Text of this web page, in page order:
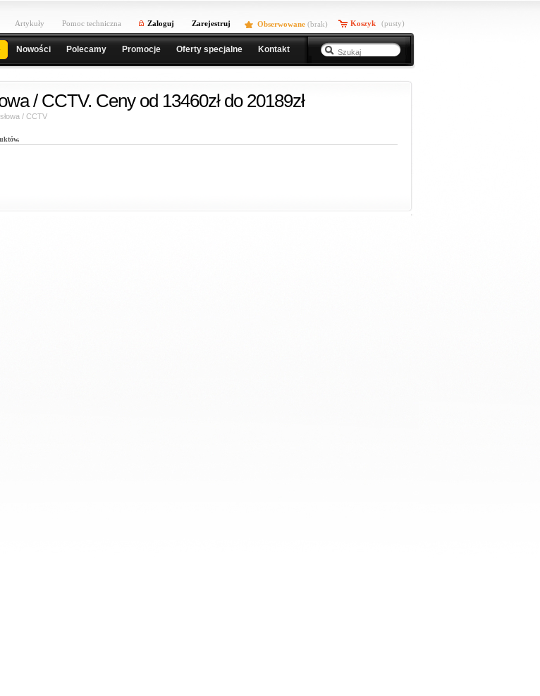
Artykuły Pomoc techniczna Zaloguj Zarejestruj Obserwowane (brak) Koszyk (pusty)
Nowości Polecamy Promocje Oferty specjalne Kontakt
/ CCTV. Ceny od 13460zł do 20189zł
/ CCTV